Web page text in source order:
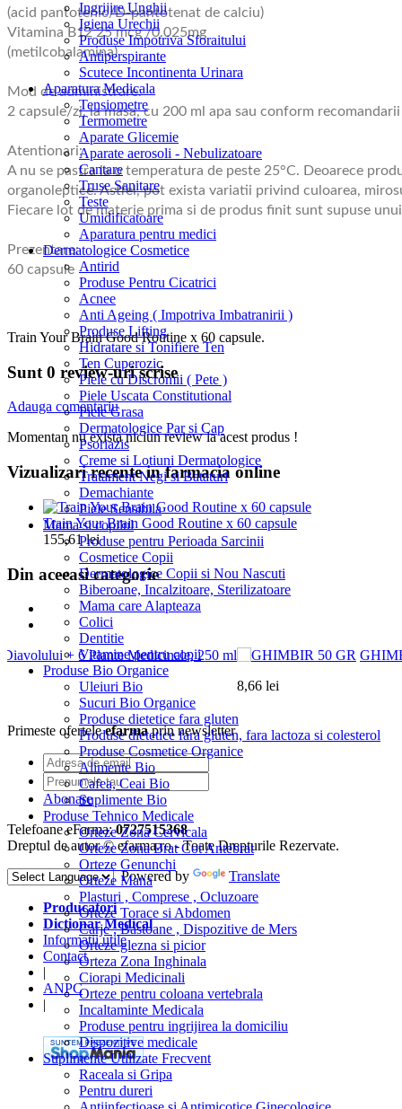
Ingrijire Unghii
Igiena Urechii
Produse Impotriva Sforaitului
Antiperspirante
Scutece Incontinenta Urinara
Aparatura Medicala
Tensiometre
Termometre
Aparate Glicemie
Aparate aerosoli - Nebulizatoare
Cantare
Truse Sanitare
Teste
Umidificatoare
Aparatura pentru medici
Dermatologice Cosmetice
Antirid
Produse Pentru Cicatrici
Acnee
Anti Ageing ( Impotriva Imbatranirii )
Produse Lifting
Hidratare si Tonifiere Ten
Ten Cuperozic
Piele cu Discromii ( Pete )
Piele Uscata Constitutional
Piele Grasa
Dermatologice Par si Cap
Psoriazis
Creme si Lotiuni Dermatologice
Tratament Negi si Bataturi
Demachiante
Piele Sensibila
Mama si copilul
Produse pentru Perioada Sarcinii
Cosmetice Copii
Dermatologice Copii si Nou Nascuti
Biberoane, Incalzitoare, Sterilizatoare
Mama care Alapteaza
Colici
Dentitie
Vitamine pentru copii
Produse Bio Organice
Uleiuri Bio
Sucuri Bio Organice
Produse dietetice fara gluten
Produse dietetice fara gluten, fara lactoza si colesterol
Produse Cosmetice Organice
Alimente Bio
Cafea, Ceai Bio
Suplimente Bio
Produse Tehnico Medicale
Orteze Zona Cervicala
Orteze Zona Brat Cot Antebrat
Orteze Genunchi
Orteze Mana
Plasturi , Comprese , Ocluzoare
Orteze Torace si Abdomen
Carje , Bastoane , Dispozitive de Mers
Orteze glezna si picior
Orteza Zona Inghinala
Ciorapi Medicinali
Orteze pentru coloana vertebrala
Incaltaminte Medicala
Produse pentru ingrijirea la domiciliu
Dispozitive medicale
Suplimente Utilizate Frecvent
Raceala si Gripa
Pentru dureri
(acid pantotenic/D-pantotenat de calciu)
Vitamina B12 25 mcg /0.025mg
(metilcobalamina)
Mod de administrare:
2 capsule/zi, la masa, cu 200 ml apa sau conform
Atentionari:
A nu se pastra la o temperatura de peste 25°C. Deoarece
organoleptice. Astfel, pot exista variatii privind culoarea,
Fiecare lot de materie prima si de produs finit sunt supuse
Prezentare:
60 capsule
Train Your Brain Good Routine x 60 capsule.
Sunt 0 review-uri scrise
Adauga comentariu
Momentan nu exista niciun review la acest produs !
Vizualizari recente in farmacia online
Train Your Brain Good Routine x 60 capsule
155,61 lei
Din aceeasi categorie
Diavolului + 6 Plante Medicinale, 250 ml
8,66 lei
Primeste oferteleefarmaprin newsletter
Abonare
Telefoane eFarma:0727515368
Dreptul de autor © efarma.ro - Toate Drepturile Rezervate.
Powered by
Translate
Producatori
Dictionar Medical
Informatii utile
Contact
|
ANPC
|